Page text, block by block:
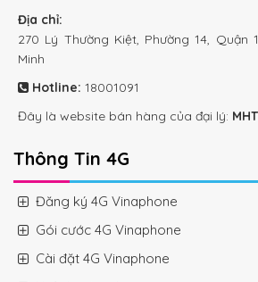
Địa chỉ:
270 Lý Thường Kiệt, Phường 14, Quận
Minh
Hotline: 18001091
Đây là website bán hàng của đại lý:
Thông Tin 4G
Đăng ký 4G Vinaphone
Gói cước 4G Vinaphone
Cài đặt 4G Vinaphone